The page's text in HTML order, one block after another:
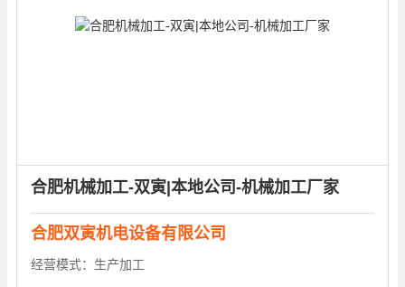
合肥机械加工-双寅|本地公司-机械加工厂家
合肥双寅机电设备有限公司
经营模式： 生产加工